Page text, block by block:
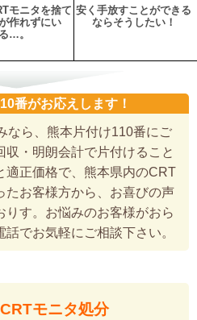
モニタを捨て
作れずにい
る…。
安く手放すことができる
ならそうしたい！
番がお応えします！
なら、熊本片付け110番にご
・明朗会計で片付けること
適正価格で、熊本県内のCRT
たお客様方から、お喜びの声
りす。お悩みのお客様がおら
でお気軽にご相談下さい。
モニタ処分